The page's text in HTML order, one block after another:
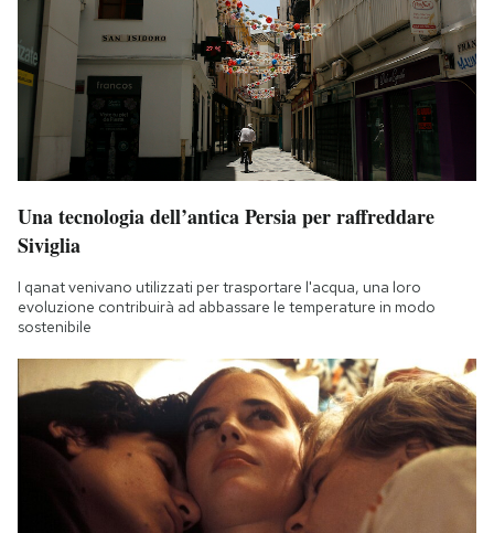
Una tecnologia dell’antica Persia per raffreddare
Siviglia
I qanat venivano utilizzati per trasportare l'acqua, una loro
evoluzione contribuirà ad abbassare le temperature in modo
sostenibile